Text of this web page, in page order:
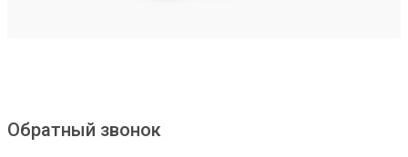
Обратный звонок